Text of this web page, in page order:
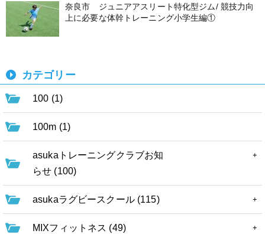
奈良市 ジュニアアスリート特化型ジム/ 競技力向
上に必要な体幹トレーニング小学生編①
カテゴリー
100 (1)
100m (1)
asukaトレーニングクラブお知
らせ (100)
asukaラグビースクール (115)
MIXフィットネス (49)